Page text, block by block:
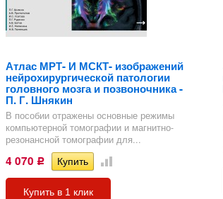
Атлас МРТ- И МСКТ- изображений
нейрохирургической патологии
головного мозга и позвоночника -
П. Г. Шнякин
В пособии отражены основные режимы
компьютерной томографии и магнитно-
резонансной томографии для...
4 070 Р
Купить в 1 клик